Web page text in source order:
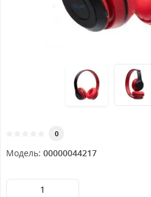
0
Модель: 00000044217